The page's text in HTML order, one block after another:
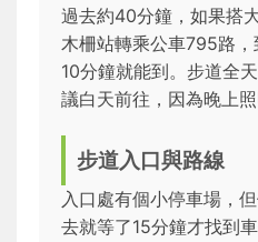
過去約40分鐘，如果搭
木柵站轉乘公車795路
10分鐘就能到。步道全
議白天前往，因為晚上照
步道入口與路線
入口處有個小停車場，
去就等了15分鐘才找到